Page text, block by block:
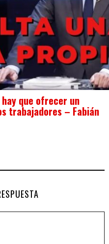
que ofrecer un
trabajadores – Fabián